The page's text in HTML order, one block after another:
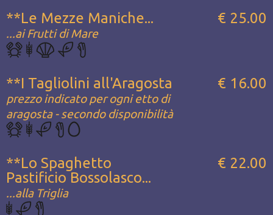
**Le Mezze Maniche...
...ai Frutti di Mare
€ 25.00
**I Tagliolini all'Aragosta
prezzo indicato per ogni etto di
aragosta - secondo disponibilità
€ 16.00
**Lo Spaghetto
Pastificio Bossolasco...
...alla Triglia
€ 22.00